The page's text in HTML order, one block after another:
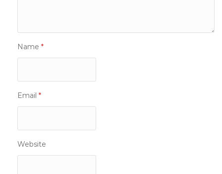
Name *
Email *
Website